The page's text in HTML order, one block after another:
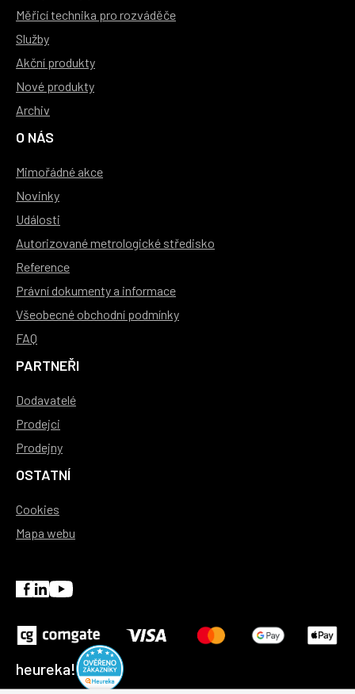
Měřicí technika pro rozváděče
Služby
Akční produkty
Nové produkty
Archiv
O NÁS
Mimořádné akce
Novinky
Události
Autorizované metrologické středisko
Reference
Právní dokumenty a informace
Všeobecné obchodní podmínky
FAQ
PARTNEŘI
Dodavatelé
Prodejci
Prodejny
OSTATNÍ
Cookies
Mapa webu
heureka!